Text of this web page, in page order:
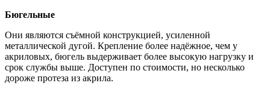
Бюгельные
Они являются съёмной конструкцией, усиленной
металлической дугой. Крепление более надёжное, чем у
акриловых, бюгель выдерживает более высокую нагрузку и
срок службы выше. Доступен по стоимости, но несколько
дороже протеза из акрила.